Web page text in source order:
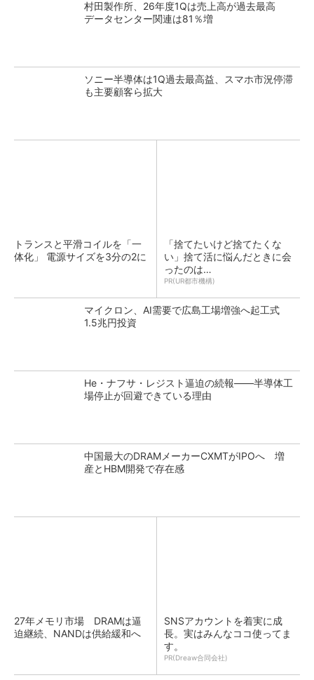
村田製作所、26年度1Qは売上高が過去最高
データセンター関連は81％増
ソニー半導体は1Q過去最高益、スマホ市況停滞
も主要顧客ら拡大
トランスと平滑コイルを「一
体化」 電源サイズを3分の2に
「捨てたいけど捨てたくな
い」捨て活に悩んだときに会
ったのは…
PR(UR都市機構)
マイクロン、AI需要で広島工場増強へ起工式
1.5兆円投資
He・ナフサ・レジスト逼迫の続報――半導体工
場停止が回避できている理由
中国最大のDRAMメーカーCXMTがIPOへ 増
産とHBM開発で存在感
27年メモリ市場 DRAMは逼
迫継続、NANDは供給緩和へ
SNSアカウントを着実に成
長。実はみんなココ使ってま
す。
PR(Dreaw合同会社)